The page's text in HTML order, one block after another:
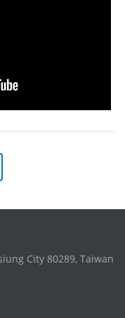
City 80289, Taiwan